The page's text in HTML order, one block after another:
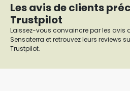
Les avis de clients
Trustpilot
Laissez-vous convaincre par les avis
Sensaterra et retrouvez leurs reviews
Trustpilot.